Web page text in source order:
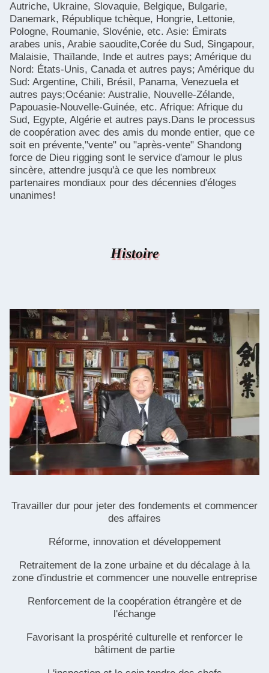
SOUMETTRE
Autriche, Ukraine, Slovaquie, Belgique, Bulgarie,
Danemark, République tchèque, Hongrie, Lettonie,
Pologne, Roumanie, Slovénie, etc. Asie: Émirats
arabes unis, Arabie saoudite,Corée du Sud, Singapour,
Malaisie, Thaïlande, Inde et autres pays; Amérique du
Nord: États-Unis, Canada et autres pays; Amérique du
Sud: Argentine, Chili, Brésil, Panama, Venezuela et
autres pays;Océanie: Australie, Nouvelle-Zélande,
Papouasie-Nouvelle-Guinée, etc. Afrique: Afrique du
Sud, Egypte, Algérie et autres pays.Dans le processus
de coopération avec des amis du monde entier, que ce
soit en prévente,"vente" ou "après-vente" Shandong
force de Dieu rigging sont le service d'amour le plus
sincère, attendre jusqu'à ce que les nombreux
partenaires mondiaux pour des décennies d'éloges
unanimes!
Histoire
Travailler dur pour jeter des fondements et commencer
des affaires
Réforme, innovation et développement
Retraitement de la zone urbaine et du décalage à la
zone d'industrie et commencer une nouvelle entreprise
Renforcement de la coopération étrangère et de
l'échange
Favorisant la prospérité culturelle et renforcer le
bâtiment de partie